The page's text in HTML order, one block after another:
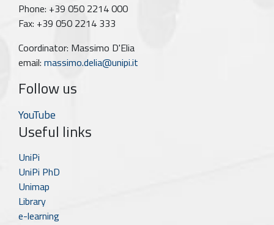
Phone: +39 050 2214 000
Fax: +39 050 2214 333
Coordinator: Massimo D'Elia
email: massimo.delia@unipi.it
Follow us
YouTube
Useful links
UniPi
UniPi PhD
Unimap
Library
e-learning